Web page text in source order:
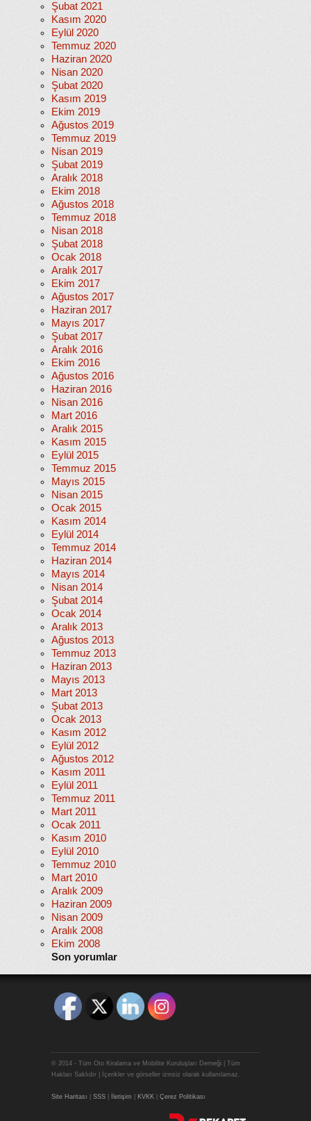
Şubat 2021
Kasım 2020
Eylül 2020
Temmuz 2020
Haziran 2020
Nisan 2020
Şubat 2020
Kasım 2019
Ekim 2019
Ağustos 2019
Temmuz 2019
Nisan 2019
Şubat 2019
Aralık 2018
Ekim 2018
Ağustos 2018
Temmuz 2018
Nisan 2018
Şubat 2018
Ocak 2018
Aralık 2017
Ekim 2017
Ağustos 2017
Haziran 2017
Mayıs 2017
Şubat 2017
Aralık 2016
Ekim 2016
Ağustos 2016
Haziran 2016
Nisan 2016
Mart 2016
Aralık 2015
Kasım 2015
Eylül 2015
Temmuz 2015
Mayıs 2015
Nisan 2015
Ocak 2015
Kasım 2014
Eylül 2014
Temmuz 2014
Haziran 2014
Mayıs 2014
Nisan 2014
Şubat 2014
Ocak 2014
Aralık 2013
Ağustos 2013
Temmuz 2013
Haziran 2013
Mayıs 2013
Mart 2013
Şubat 2013
Ocak 2013
Kasım 2012
Eylül 2012
Ağustos 2012
Kasım 2011
Eylül 2011
Temmuz 2011
Mart 2011
Ocak 2011
Kasım 2010
Eylül 2010
Temmuz 2010
Mart 2010
Aralık 2009
Haziran 2009
Nisan 2009
Aralık 2008
Ekim 2008
Son yorumlar
© 2014 - Tüm Oto Kiralama ve Mobilite Kuruluşları Derneği | Tüm
Hakları Saklıdır | İçerikler ve görseller izinsiz olarak kullanılamaz.
Site Haritası SSS İletişim KVKK Çerez Politikası